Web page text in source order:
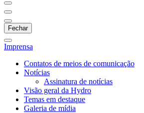
Fechar
Imprensa
Contatos de meios de comunicação
Notícias
Assinatura de notícias
Visão geral da Hydro
Temas em destaque
Galeria de mídia